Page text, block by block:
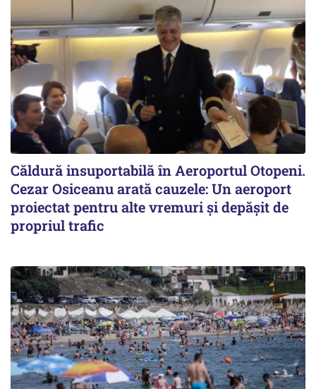
Căldură insuportabilă în Aeroportul Otopeni.
Cezar Osiceanu arată cauzele: Un aeroport
proiectat pentru alte vremuri și depășit de
propriul trafic